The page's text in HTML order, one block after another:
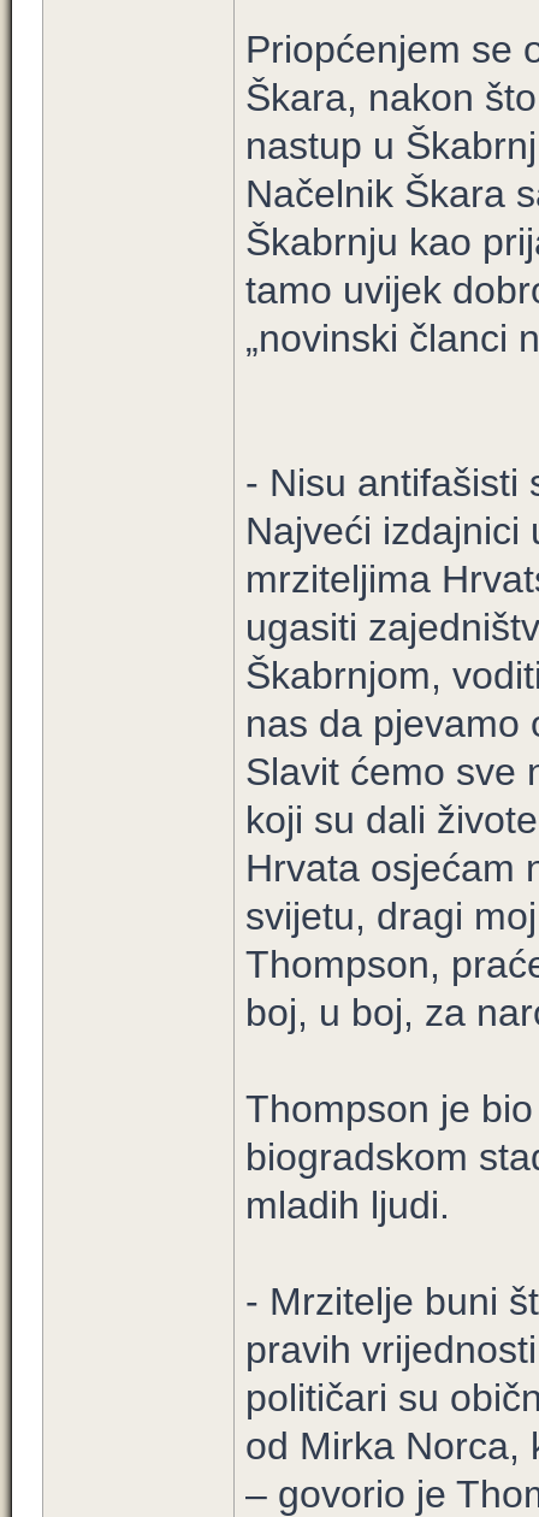
Priopćenjem se
Škara, nakon
nastup u
Načelnik Škara
Škabrnju kao
tamo uvijek
„novinski članci
- Nisu antifašisti
Najveći izdajnici
mrziteljima
ugasiti
Škabrnjom,
nas da pjevamo
Slavit ćemo sve
koji su dali
Hrvata osjećam
svijetu, dragi
Thompson,
boj, u boj, za
Thompson je
biogradskom
mladih ljudi.
- Mrzitelje buni
pravih
političari su
od Mirka Norca,
– govorio je